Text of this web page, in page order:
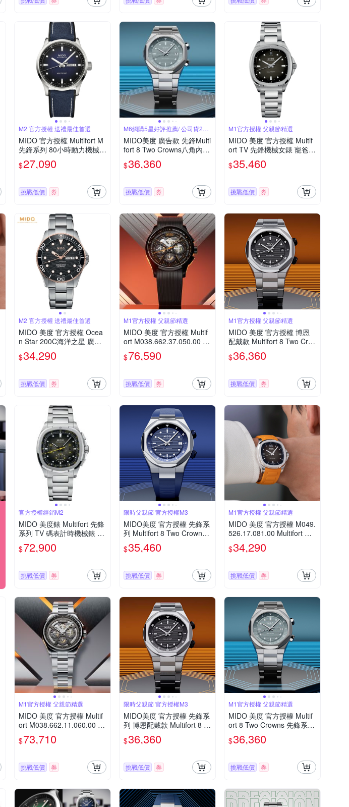
M2 官方授權 送禮最佳首選
MIDO 官方授權 Multifort M
先鋒系列 80小時動力機械錶
M0384301704100/42mm
$27,090
挑戰低價 券
M6網購5星好評推薦/ 公司貨2年
保固
MIDO美度 廣告款 先鋒Multi
fort 8 Two Crowns八角內錶
圈雙錶冠灰面40㎜ M6(M04
75071108100 )
$36,360
挑戰低價 券
M1官方授權 父親節精選
MIDO 美度 官方授權 Multif
ort TV 先鋒機械女錶 寵爸時
刻 送禮推薦-漸層灰/34.2x3
5mm M0493071108100
$35,460
挑戰低價 券
M2 官方授權 送禮最佳首選
MIDO 美度 官方授權 Ocea
n Star 200C海洋之星 廣告
款陶瓷潛水錶(M042430210
5100)
$34,290
挑戰低價 券
M1官方授權 父親節精選
MIDO 美度 官方授權 Multif
ort M038.662.37.050.00 鏤
空計時碼錶 機械錶 寵爸時
刻 送禮推薦-43mm M0386
$76,590
挑戰低價 券
M1官方授權 父親節精選
MIDO 美度 官方授權 博恩
配戴款 Multifort 8 Two Cro
wns 先鋒系列 幾何八角機械
錶 寵爸時刻 送禮推薦-黑 M
$36,360
挑戰低價 券
官方授權經銷M2
MIDO 美度錶 Multifort 先鋒
系列 TV 碼表計時機械錶 男
錶 手錶-41mm M04952711
08100
$72,900
挑戰低價 券
限時父親節 官方授權M3
MIDO美度 官方授權 先鋒系
列 Multifort 8 Two Crowns
八角錶圈 幾何機械腕錶 父
親節 禮物 推薦 40mm/M04
$35,460
挑戰低價 券
M1官方授權 父親節精選
MIDO 美度 官方授權 M049.
526.17.081.00 Multifort 先
鋒系列TV大日期窗機械錶
寵爸時刻 送禮推薦-橘/40m
$34,290
挑戰低價 券
M1官方授權 父親節精選
MIDO 美度 官方授權 Multif
ort M038.662.11.060.00 廣
告款 鏤空計時碼錶 機械錶
寵爸時刻 送禮推薦-43mm
$73,710
挑戰低價 券
限時父親節 官方授權M3
MIDO美度 官方授權 先鋒系
列 博恩配戴款 Multifort 8 T
wo Crowns 八角錶圈 幾何
機械腕錶 父親節 禮物 推薦
$36,360
挑戰低價 券
M1官方授權 父親節精選
MIDO 美度 官方授權 Multif
ort 8 Two Crowns 先鋒系列
幾何八角機械錶 寵爸時刻
送禮推薦-灰 M0475071108
$36,360
挑戰低價 券